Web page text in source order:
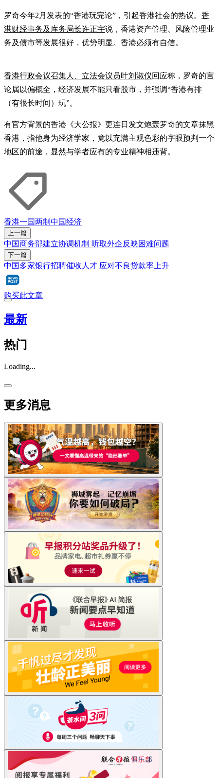
罗奇今年2月发表的“香港玩完论”，引起香港社会的热议。 香
港财经事务及库务局长许正宇说，香港资产管理、风险管理业
务及债市等发展很好，优势明显。香港必须有自信。
香港行政会议召集人、立法会议员叶刘淑仪回应称，罗奇的言
论属以偏概全，经济发展不能只看股市，并强调“香港有排
（有很长时间）玩”。
有官方背景的香港《大公报》更连日发文炮轰罗奇的文章抹黑
香港，指他身为经济学家，竟以充满主观色彩的字眼预判一个
地区的前途，显然与学者应有的专业精神相违背。
香港一国两制 中国经济
上一篇
中国商务部建立协调机制 听取外企反映困难问题
下一篇
中国多家银行招聘催收人才 应对不良贷款率上升
购买此文章
最新
热门
Loading...
更多消息